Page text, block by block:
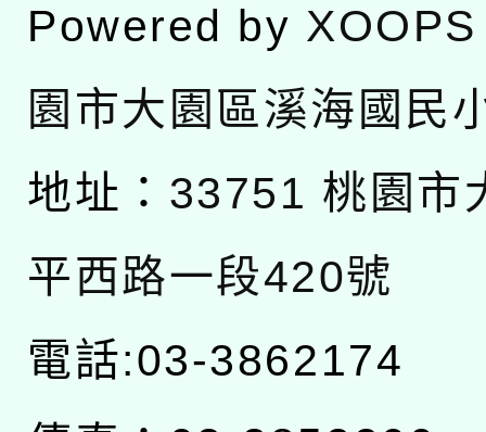
Powered by XOOPS
園市大園區溪海國民
地址： 33751 桃園市
平西路一段420號
電話:03-3862174